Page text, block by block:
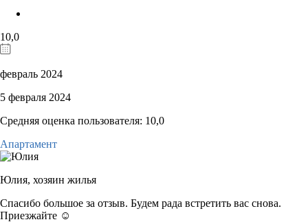
10,0
февраль 2024
5 февраля 2024
Средняя оценка пользователя: 10,0
Апартамент
Юлия, хозяин жилья
Спасибо большое за отзыв. Будем рада встретить вас снова.
Приезжайте ☺️